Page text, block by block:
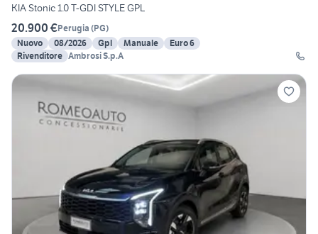
KIA Stonic 1.0 T-GDI STYLE GPL
20.900 €Perugia (PG)
Nuovo
08/2026 Gpl Manuale
Euro 6
Rivenditore Ambrosi S.p.A